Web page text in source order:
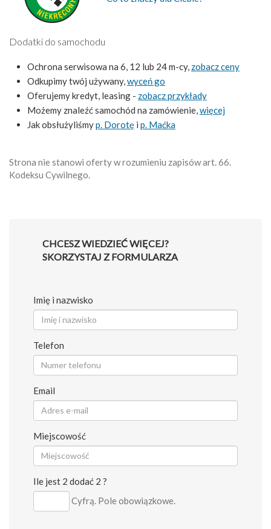
Dodatki do samochodu
Ochrona serwisowa na 6, 12 lub 24 m-cy, zobacz ceny
Odkupimy twój używany, wyceń go
Oferujemy kredyt, leasing - zobacz przykłady
Możemy znaleźć samochód na zamówienie, więcej
Jak obsłużyliśmyp. Dorotę i p. Maćka
Strona nie stanowi oferty w rozumieniu zapisów art. 66.
Kodeksu Cywilnego.
CHCESZ WIEDZIEĆ WIĘCEJ?
SKORZYSTAJ Z FORMULARZA
Imię i nazwisko
Telefon
Email
Miejscowość
Ile jest 2 dodać 2 ?
Cyfrą. Pole obowiązkowe.